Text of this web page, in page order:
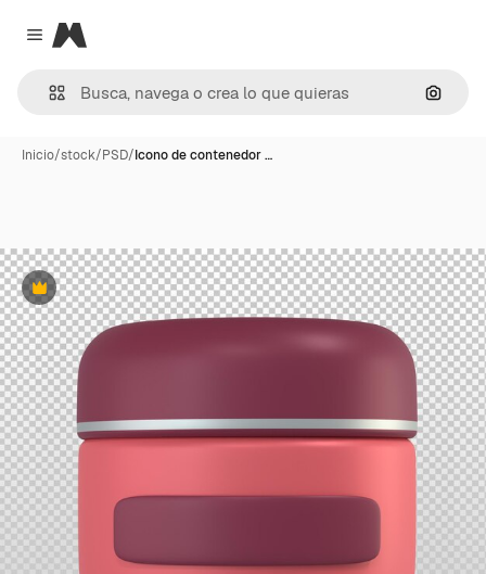
Close menu
Magnific
Inicio/stock/PSD/Icono de contenedor …
Premium